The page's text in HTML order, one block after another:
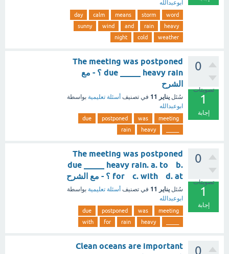
ابوعبدالله
word
storm
means
calm
day
heavy
rain
and
wind
sunny
weather
cold
night
0
تصويتات
1
إجابة
The meeting was postponed
due _____ heavy rain ؟ - مع
الشرح
سُئل يناير 11 في تصنيف أسئلة تعليمية بواسطة
ابوعبدالله
meeting
was
postponed
due
heavy
rain
0
تصويتات
1
إجابة
The meeting was postponed
due _____ heavy rain. a. to b.
for c. with d. at ؟ - مع الشرح
سُئل يناير 11 في تصنيف أسئلة تعليمية بواسطة
ابوعبدالله
meeting
was
postponed
due
heavy
rain
for
with
0
Clean oceans are important